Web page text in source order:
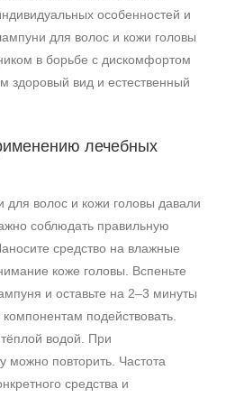
особенностей и
для волос и кожи головы
в борьбе с дискомфортом
здоровый вид и естественный
лечебных
волос и кожи головы давали
соблюдать правильную
средство на влажные
коже головы. Вспеньте
и оставьте на 2–3 минуты
подействовать.
водой. При
можно повторить. Частота
средства и